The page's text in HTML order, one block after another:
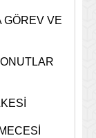
GÖREV VE